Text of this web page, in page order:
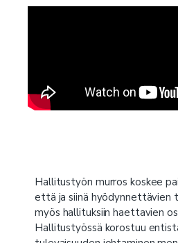
Hallitustyön murros koskee
että ja siinä hyödynnettävien
myös hallituksiin haettavien
Hallitustyössä korostuu